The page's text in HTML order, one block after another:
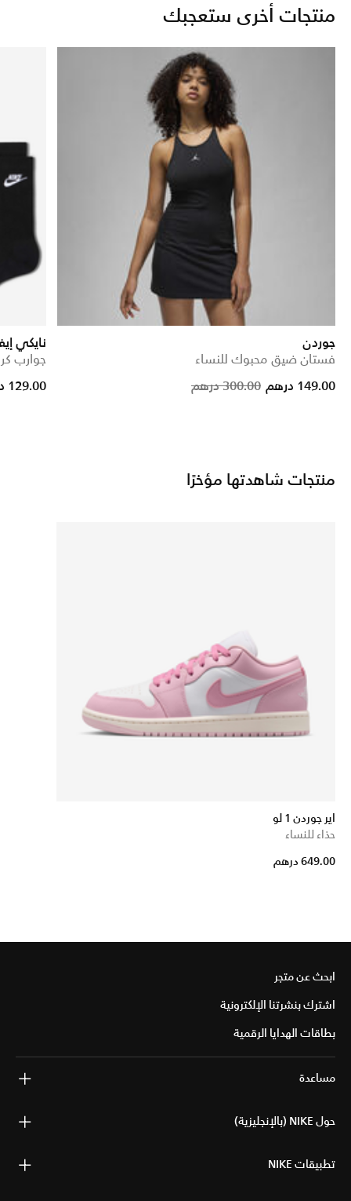
منتجات أخرى ستعجبك
جوردن
فستان ضيق محبوك للنساء
Price
300.00 درهم to
149.00 درهم
نايكي
جوارب كرو (3
129.00 درهم
منتجات شاهدتها مؤخرًا
اير جوردن 1 لو
حذاء للنساء
649.00 درهم
ابحث عن متجر
اشترك بنشرتنا الإلكترونية
بطاقات الهدايا الرقمية
مساعدة
حول NIKE (بالإنجليزية)
تطبيقات NIKE